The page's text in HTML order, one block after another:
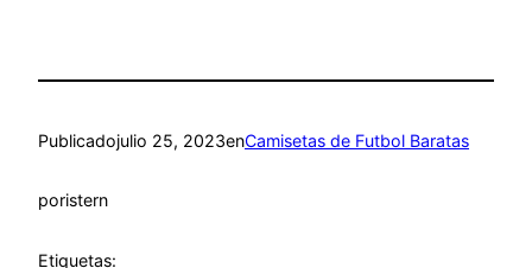
Publicadojulio 25, 2023enCamisetas de Futbol Baratas
poristern
Etiquetas: